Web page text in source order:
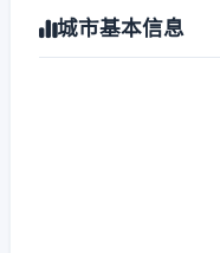
城市基本信息